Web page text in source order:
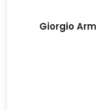
Giorgio